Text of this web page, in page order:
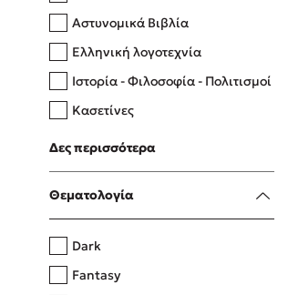
Δανάη Δεληγεώργη
Πάνω, κάτω, μπροστά, πίσω
Η μέθοδος Αφήστε τους
Αστυνομικά Βιβλία
Ελληνική λογοτεχνία
Ιστορία - Φιλοσοφία - Πολιτισμοί
Κασετίνες
Λευκώματα - Έγχρωμοι οδηγοί
Μαγειρική
Δες περισσότερα
Θεματολογία
Dark
Fantasy